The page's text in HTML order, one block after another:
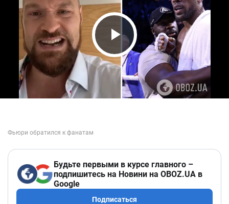
Play Video
Будьте первыми в курсе главного –
подпишитесь на Новини на OBOZ.UA в
Google
Подписаться